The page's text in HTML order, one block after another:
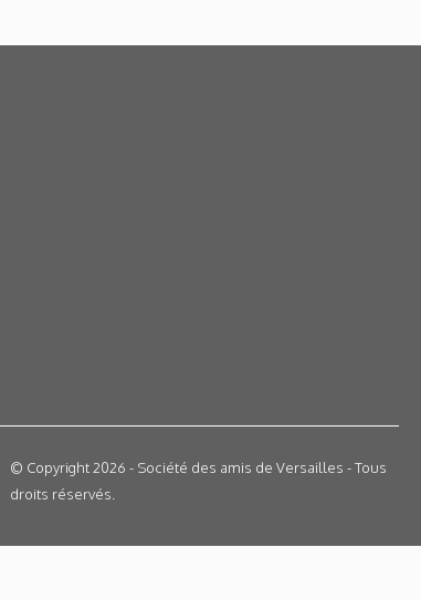
© Copyright 2026 - Société des amis de Versailles - Tous
droits réservés.